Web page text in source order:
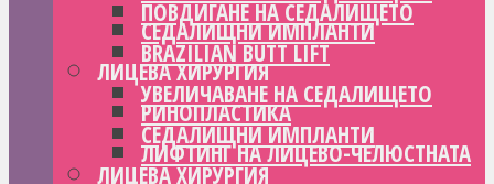
СЕДАЛИЩНИ ИМПЛАНТИ
ЛИЦЕВА ХИРУРГИЯ
РИНОПЛАСТИКА
ЛИФТИНГ НА ЛИЦЕВО-ЧЕЛЮСТНАТА
ПОВДИГАНЕ НА СЕДАЛИЩЕТО
BRAZILIAN BUTT LIFT
УВЕЛИЧАВАНЕ НА СЕДАЛИЩЕТО
СЕДАЛИЩНИ ИМПЛАНТИ
ЛИЦЕВА ХИРУРГИЯ